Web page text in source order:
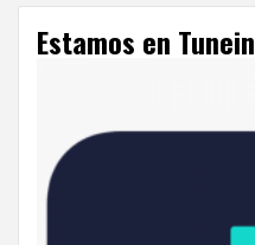
Estamos en Tunein